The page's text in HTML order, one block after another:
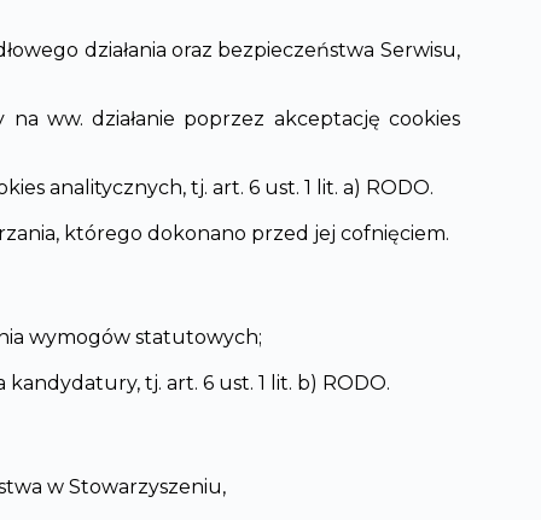
działania oraz bezpieczeństwa Serwisu,
ww. działanie poprzez akceptację cookies
analitycznych, tj. art. 6 ust. 1 lit. a) RODO.
którego dokonano przed jej cofnięciem.
wymogów statutowych;
tj. art. 6 ust. 1 lit. b) RODO.
w Stowarzyszeniu,